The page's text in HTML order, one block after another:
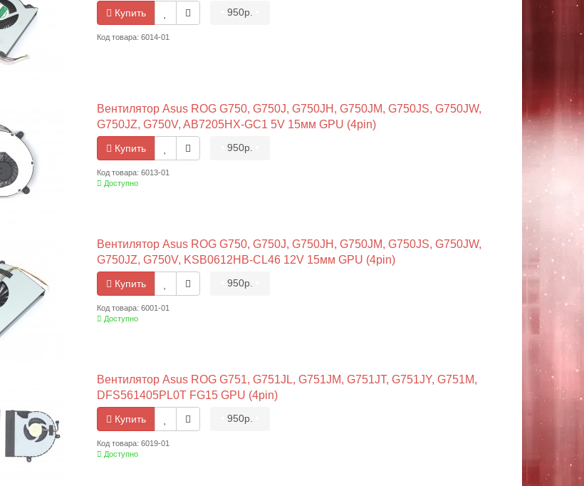
Купить 950р.
Код товара: 6014-01
Вентилятор Asus ROG G750, G750J, G750JH, G750JM, G750JS, G750JW,
G750JZ, G750V, AB7205HX-GC1 5V 15мм GPU (4pin)
Купить 950р.
Код товара: 6013-01
Доступно
Вентилятор Asus ROG G750, G750J, G750JH, G750JM, G750JS, G750JW,
G750JZ, G750V, KSB0612HB-CL46 12V 15мм GPU (4pin)
Купить 950р.
Код товара: 6001-01
Доступно
Вентилятор Asus ROG G751, G751JL, G751JM, G751JT, G751JY, G751M,
DFS561405PL0T FG15 GPU (4pin)
Купить 950р.
Код товара: 6019-01
Доступно